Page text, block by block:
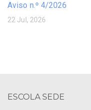
Aviso n.º 4/2026
22 Jul, 2026
ESCOLA SEDE